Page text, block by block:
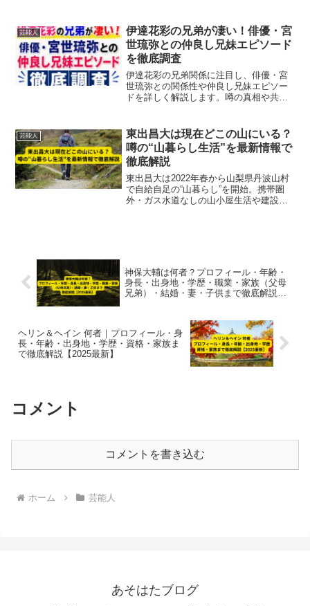
徹底解説。
芸能人
伊達花彩の兄弟が凄い！俳優・宮
世琉弥との仲良し兄妹エピソード
を徹底調査
伊達花彩の兄弟関係に注目し、俳優・宮
世琉弥との関係性や仲良し兄妹エピソー
ドを詳しく解説します。噂の真相や共演
芸能人
東出昌大は現在どこの山にいる？
噂の“山暮らし生活”を最新情報で
徹底解説
東出昌大は2022年春から山梨県丹波山村
で自給自足の“山暮らし”を開始。携帯圏
外・ガス水道なしの山小屋生活や建設中
神保大輔は何者？プロフィール・年齢・
身長・出身地・学歴・職業・家族（父母
兄弟）・結婚・妻・子供まで徹底解説
ヘリン＆ヘイン 何者｜プロフィール・身
長・年齢・出身地・学歴・資格・家族ま
で徹底解説【2025最新】
コメント
コメントを書き込む
ホーム 芸能人
あそはたブログ